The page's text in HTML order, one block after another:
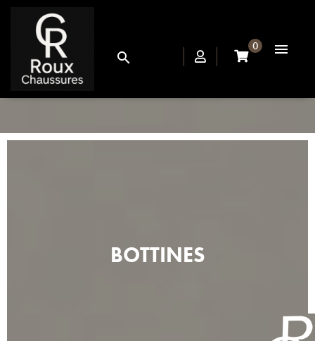

0 
BOTTINES